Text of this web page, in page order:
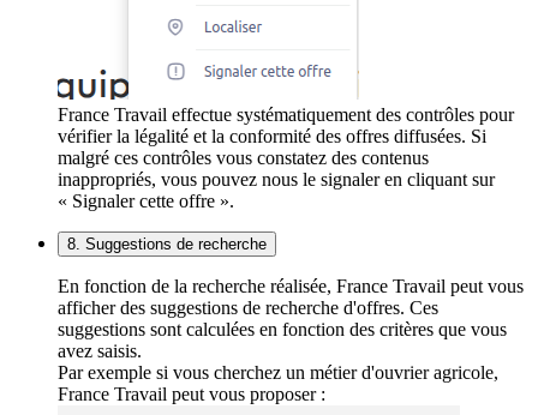
France Travail effectue systématiquement des contrôles pour
vérifier la légalité et la conformité des offres diffusées. Si
malgré ces contrôles vous constatez des contenus
inappropriés, vous pouvez nous le signaler en cliquant sur
« Signaler cette offre ».
8. Suggestions de recherche
En fonction de la recherche réalisée, France Travail peut vous
afficher des suggestions de recherche d'offres. Ces
suggestions sont calculées en fonction des critères que vous
avez saisis.
Par exemple si vous cherchez un métier d'ouvrier agricole,
France Travail peut vous proposer :